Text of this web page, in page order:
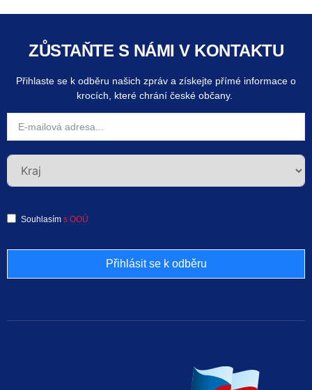
ZŮSTAŇTE S NÁMI V KONTAKTU
Přihlaste se k odběru našich zpráv a získejte přímé informace o
krocích, které chrání české občany.
Souhlasím s OOÚ
Přihlásit se k odběru